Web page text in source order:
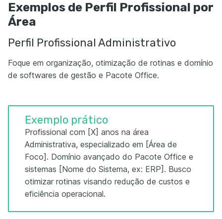
Exemplos de Perfil Profissional por
Área
Perfil Profissional Administrativo
Foque em organização, otimização de rotinas e domínio
de softwares de gestão e Pacote Office.
Exemplo prático
Profissional com [X] anos na área
Administrativa, especializado em [Área de
Foco]. Domínio avançado do Pacote Office e
sistemas [Nome do Sistema, ex: ERP]. Busco
otimizar rotinas visando redução de custos e
eficiência operacional.